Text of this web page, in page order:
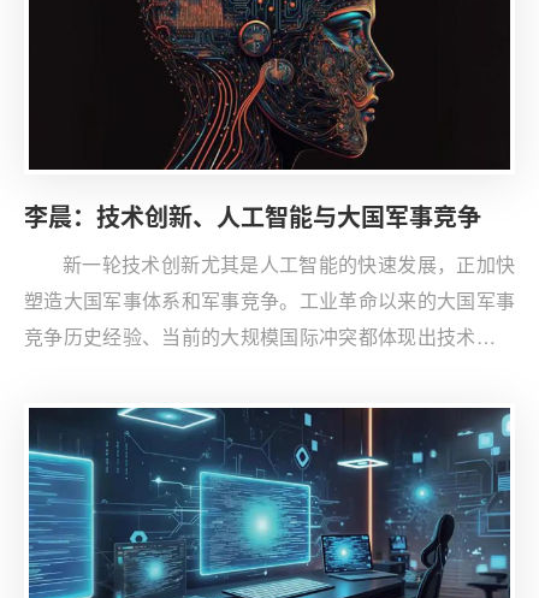
李晨：技术创新、人工智能与大国军事竞争
新一轮技术创新尤其是人工智能的快速发展，正加快
塑造大国军事体系和军事竞争。工业革命以来的大国军事
竞争历史经验、当前的大规模国际冲突都体现出技术对军
应、不同技术和体系之间的对抗和抵消，需要从长时段的
视角来把握。